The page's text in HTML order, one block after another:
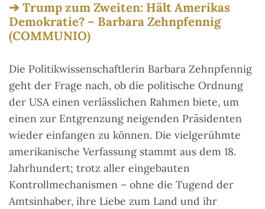
Trump zum Zweiten: Hält Amerikas
Demokratie? – Barbara Zehnpfennig
(COMMUNIO)
Die Politikwissenschaftlerin Barbara Zehnpfennig
geht der Frage nach, ob die politische Ordnung
der USA einen verlässlichen Rahmen biete, um
einen zur Entgrenzung neigenden Präsidenten
wieder einfangen zu können. Die vielgerühmte
amerikanische Verfassung stammt aus dem 18.
Jahrhundert; trotz aller eingebauten
Kontrollmechanismen – ohne die Tugend der
Amtsinhaber, ihre Liebe zum Land und ihr